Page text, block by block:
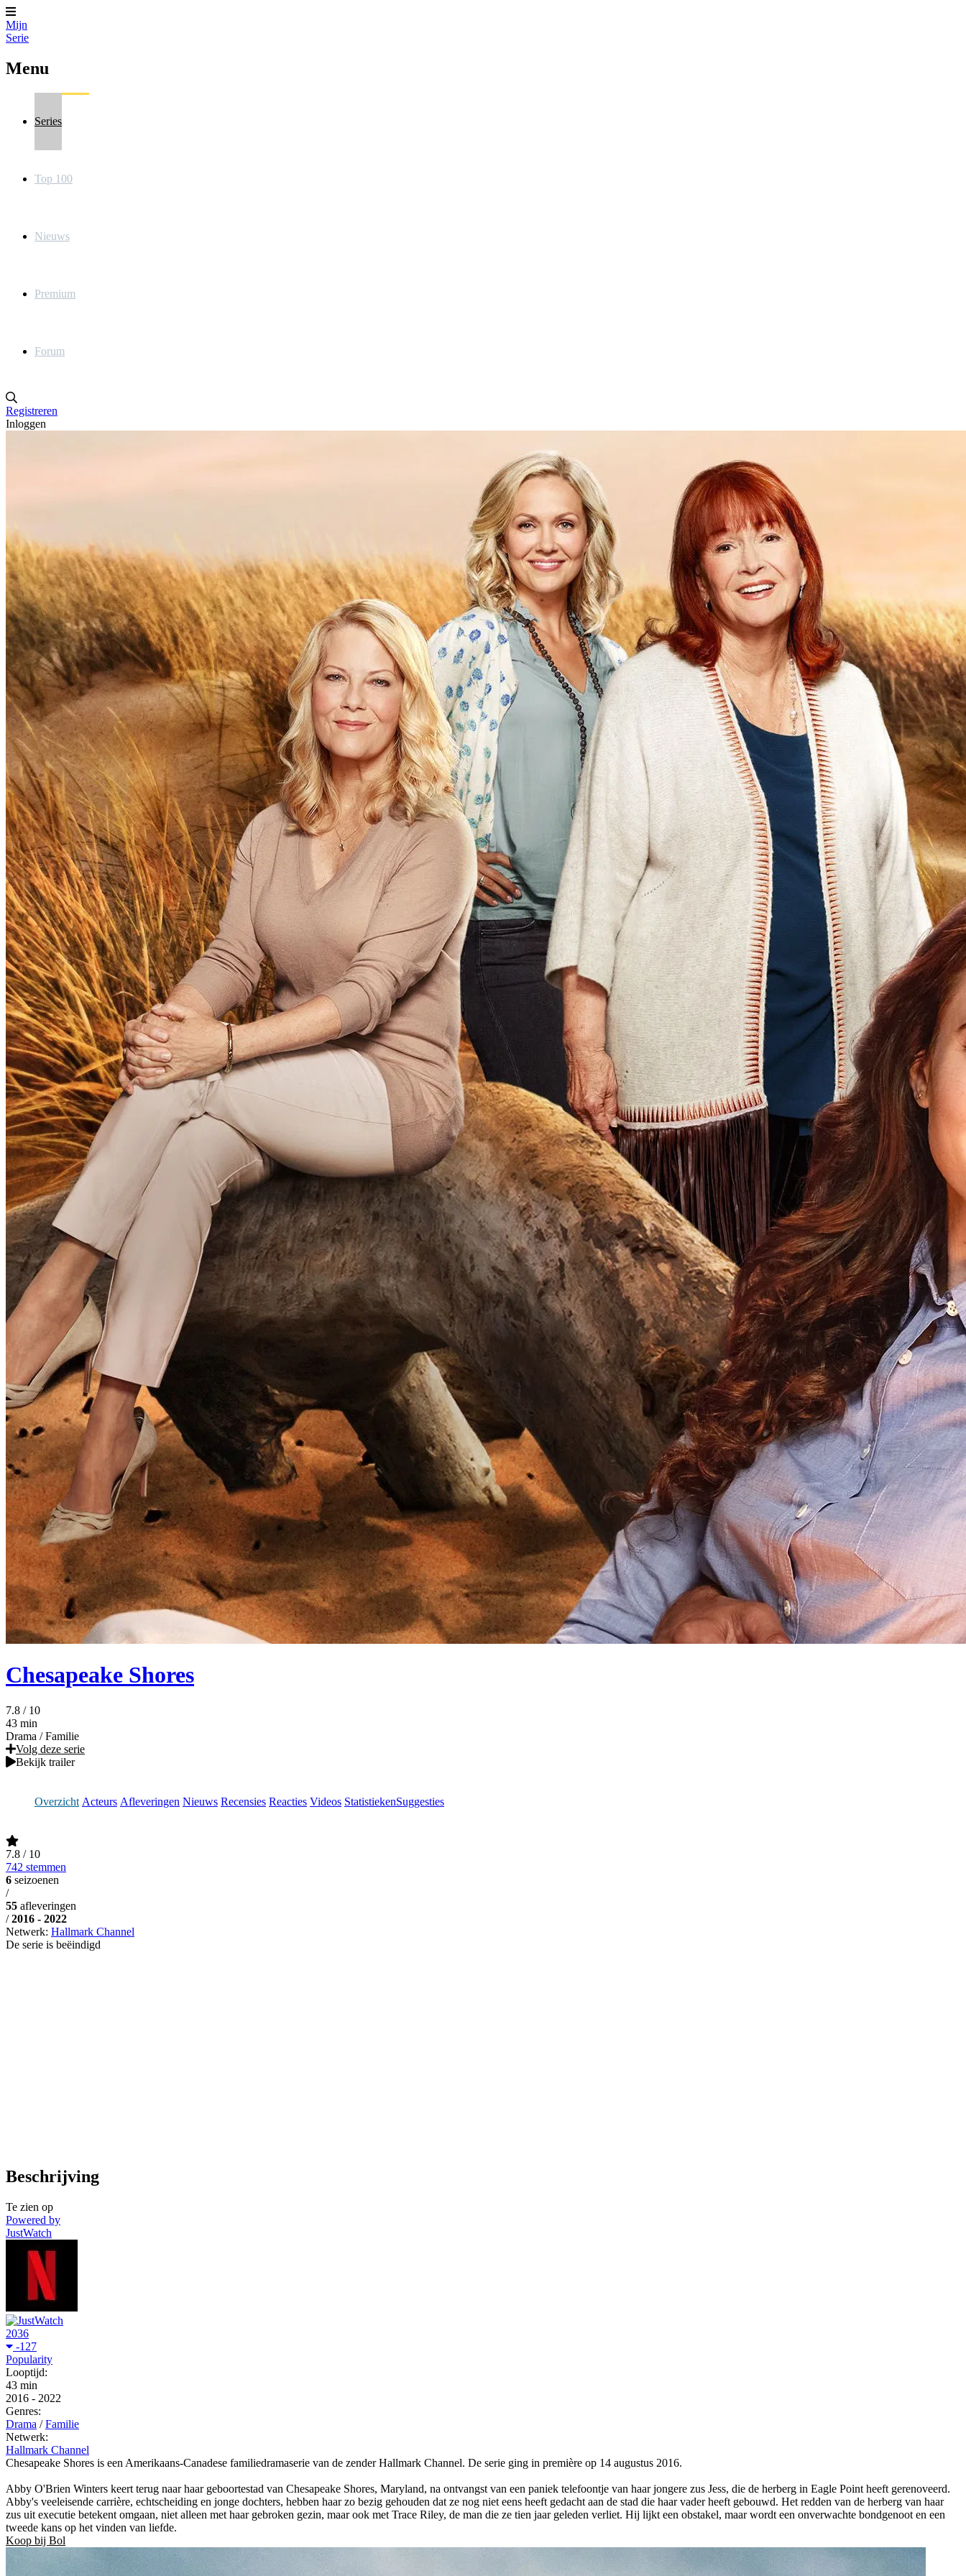
Mijn
Serie
Menu
Series
Top 100
Nieuws
Premium
Forum
Registreren
Inloggen
Chesapeake Shores
7.8 / 10
43 min
Drama / Familie
Volg deze serie
Bekijk trailer
Overzicht Acteurs Afleveringen Nieuws Recensies Reacties Videos StatistiekenSuggesties
7.8 / 10
742 stemmen
6 seizoenen
/
55 afleveringen
/ 2016 - 2022
Netwerk: Hallmark Channel
De serie is beëindigd
Beschrijving
Te zien op
Powered by
JustWatch
2036
-127
Popularity
Looptijd:
43 min
2016 - 2022
Genres:
Drama / Familie
Netwerk:
Hallmark Channel
Chesapeake Shores is een Amerikaans-Canadese familiedramaserie van de zender Hallmark Channel. De serie ging in première op 14 augustus 2016.
Abby O'Brien Winters keert terug naar haar geboortestad van Chesapeake Shores, Maryland, na ontvangst van een paniek telefoontje van haar jongere zus Jess, die de herberg in Eagle Point heeft gerenoveerd.
Abby's veeleisende carrière, echtscheiding en jonge dochters, hebben haar zo bezig gehouden dat ze nog niet eens heeft gedacht aan de stad die haar vader heeft gebouwd. Het redden van de herberg van haar
zus uit executie betekent omgaan, niet alleen met haar gebroken gezin, maar ook met Trace Riley, de man die ze tien jaar geleden verliet. Hij lijkt een obstakel, maar wordt een onverwachte bondgenoot en een
tweede kans op het vinden van liefde.
Koop bij Bol